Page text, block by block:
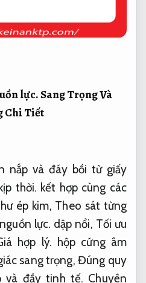
lực.Sang Trọng Và
Chi Tiết
nắp và đáy bồi từ giấy
thời. kết hợp cùng các
ép kim, Theo sát từng
lực. dập nổi, Tối ưu
hợp lý. hộp cứng âm
sang trọng, Đúng quy
và đầy tinh tế. Chuyên